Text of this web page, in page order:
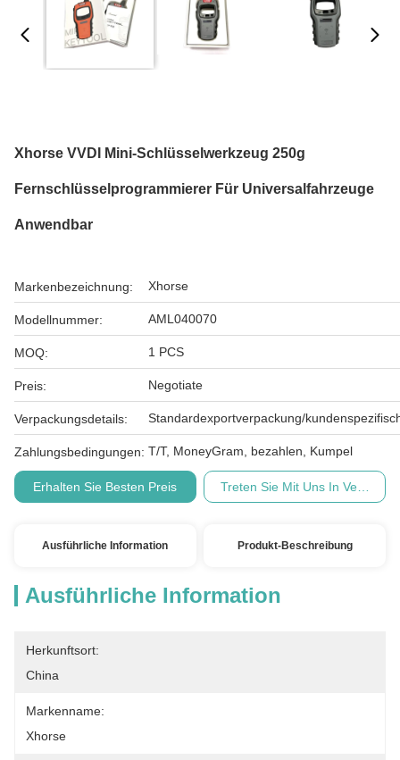
Xhorse VVDI Mini-Schlüsselwerkzeug 250g
Fernschlüsselprogrammierer Für Universalfahrzeuge
Anwendbar
Markenbezeichnung: Xhorse
Modellnummer: AML040070
MOQ: 1 PCS
Preis: Negotiate
Verpackungsdetails: Standardexportverpackung/
Zahlungsbedingungen: T/T, MoneyGram, bezahlen, Kumpel
Erhalten Sie Besten Preis Treten Sie Mit Uns In
Ausführliche Information Produkt-Beschreibung
Ausführliche Information
Herkunftsort:
China
Markenname:
Xhorse